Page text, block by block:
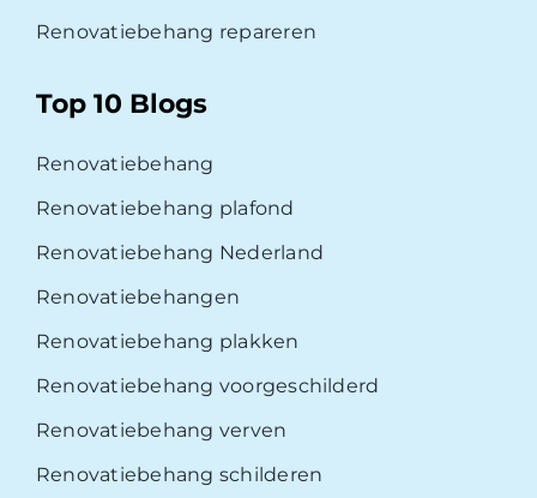
Renovatiebehang repareren
Top 10 Blogs
Renovatiebehang
Renovatiebehang plafond
Renovatiebehang Nederland
Renovatiebehangen
Renovatiebehang plakken
Renovatiebehang voorgeschilderd
Renovatiebehang verven
Renovatiebehang schilderen